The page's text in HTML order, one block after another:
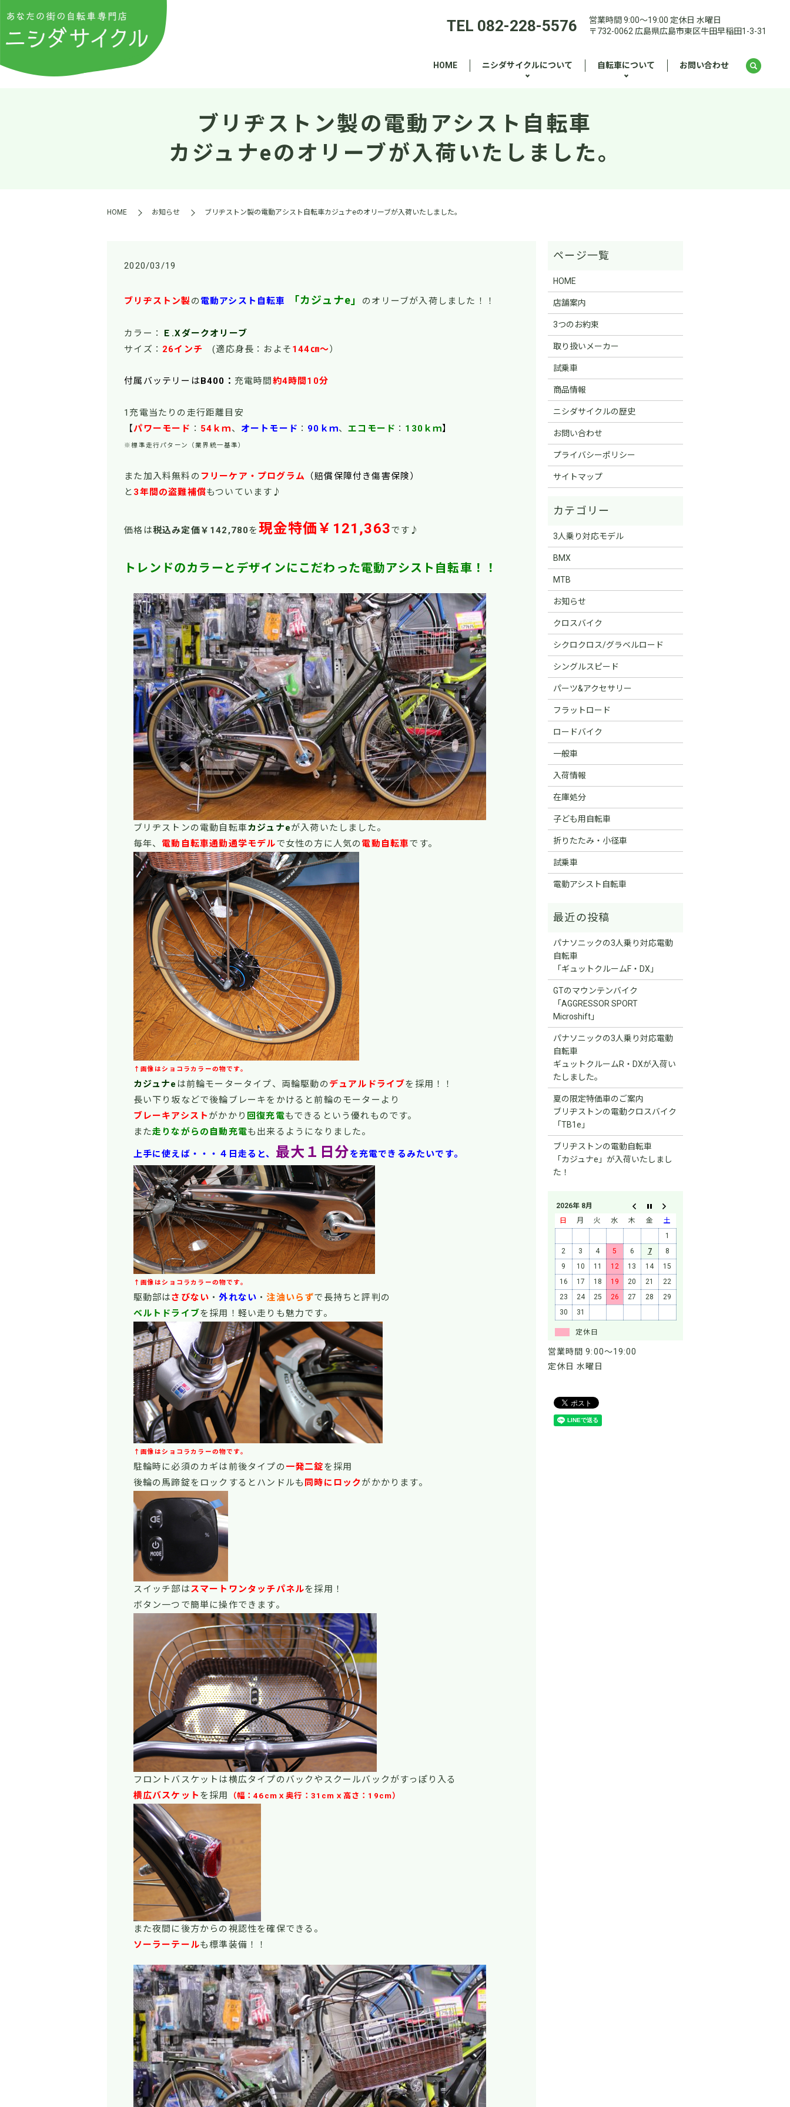
TEL 082-228-5576
営業時間 9:00～19:00 定休日 水曜日
〒732-0062 広島県広島市東区牛田早稲田1-3-31
HOME ニシダサイクルについて 自転車について お問い合わせ
ブリヂストン製の電動アシスト自転車
カジュナeのオリーブが入荷いたしました。
HOME お知らせ ブリヂストン製の電動アシスト自転車カジュナeのオリーブが入荷いたしました。
2020/03/19
ブリヂストン製の 電動アシスト自転車 「カジュナe」 のオリーブが入荷しました！！
カラー：
Ｅ.Xダークオリーブ
サイズ： 26インチ (適応身長：およそ 144㎝～）
付属バッテリーはB400： 充電時間 約4時間10分
1充電当たりの走行距離目安
【パワーモード ： 54 ｋｍ、 オートモード ： 90ｋｍ、エコモード ： 130ｋｍ】
※標準走行パターン（業界統一基準）
また加入料無料の フリーケア・プログラム
（賠償保障付き傷害保険）
と 3年間の盗難補償もついています♪
価格は税込み定価￥142,780を 現金特価￥121,363です♪
トレンドのカラーとデザインにこだわった電動アシスト自転車！！
ブリヂストンの電動自転車カジュナeが入荷いたしました。
毎年、 電動自転車通勤通学モデルで女性の方に人気の 電動自転車です。
↑画像はショコラカラーの物です。
カジュナe は前輪モータータイプ、両輪駆動の デュアルドライブを採用！！
長い下り坂などで後輪ブレーキをかけると前輪のモーターより
ブレーキアシスト がかかり 回復充電もできるという優れものです。
また走りながらの自動充電も出来るようになりました。
上手に使えば・・・４日走ると、 最大１日分を充電できるみたいです。
↑画像はショコラカラーの物です。
駆動部はさびない ・外れない ・注油いらずで長持ちと評判の
ベルトドライブを採用！軽い走りも魅力です。
↑画像はショコラカラーの物です。
駐輪時に必須のカギは前後タイプの 一発二錠を採用
後輪の馬蹄錠をロックするとハンドルも 同時にロックがかかります。
スイッチ部はスマートワンタッチパネルを採用！
ボタン一つで簡単に操作できます。
フロントバスケットは横広タイプのバックやスクールバックがすっぽり入る
横広バスケット を採用 （幅：46cmｘ奥行：31cmｘ高さ：19cm）
また夜間に後方からの視認性を確保できる。
ソーラーテールも標準装備！！
HOME
店舗案内
3つのお約束
取り扱いメーカー
試乗車
商品情報
ニシダサイクルの歴史
お問い合わせ
プライバシーポリシー
サイトマップ
3人乗り対応モデル
BMX
MTB
お知らせ
クロスバイク
シクロクロス/グラベルロード
シングルスピード
パーツ&アクセサリー
フラットロード
ロードバイク
一般車
入荷情報
在庫処分
子ども用自転車
折りたたみ・小径車
試乗車
電動アシスト自転車
パナソニックの3人乗り対応電動
自転車
「ギュットクルームF・DX」
GTのマウンテンバイク
「AGGRESSOR SPORT
Microshift」
パナソニックの3人乗り対応電動
自転車
ギュットクルームR・DXが入荷い
たしました。
夏の限定特価車のご案内
ブリヂストンの電動クロスバイク
「TB1e」
ブリヂストンの電動自転車
「カジュナe」が入荷いたしまし
た！
2026年 8月
日
月 火 水 木 金
土
1
2
3 4 5 6 7
8
9
10 11 12 13 14
15
16
17 18 19 20 21
22
23
24 25 26 27 28
29
30
31
定休日
営業時間 9:00～19:00
定休日 水曜日